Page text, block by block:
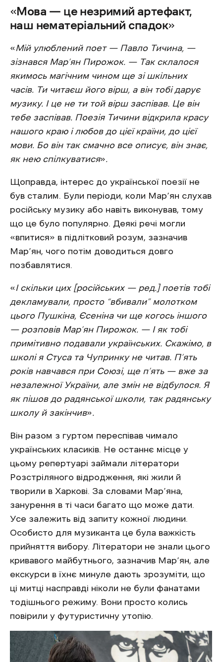
«Мова — це незримий артефакт,
наш нематеріальний спадок»
«Мій улюблений поет — Павло Тичина, —
зізнався Мар’ян Пирожок. — Так склалося
якимось магічним чином ще зі шкільних
часів. Ти читаєш його вірш, а він тобі дарує
музику. І це не ти той вірш заспівав. Це він
тебе заспівав. Поезія Тичини відкрила красу
нашого краю і любов до цієї країни, до цієї
мови. Бо він так смачно все описує, він знає,
як нею спілкуватися».
Щоправда, інтерес до української поезії не
був сталим. Були періоди, коли Мар’ян слухав
російську музику або навіть виконував, тому
що це було популярно. Деякі речі могли
«впитися» в підлітковий розум, зазначив
Мар’ян, чого потім доводиться довго
позбавлятися.
«І скільки цих [російських — ред.] поетів тобі
декламували, просто “вбивали” молотком
цього Пушкіна, Єсеніна чи ще когось іншого
— розповів Мар’ян Пирожок. — І як тобі
примітивно подавали українських. Скажімо, в
школі я Стуса та Чупринку не читав. П’ять
років навчався при Союзі, ще п’ять — вже за
незалежної України, але змін не відбулося. Я
як пішов до радянської школи, так радянську
школу й закінчив».
Він разом з гуртом переспівав чимало
українських класиків. Не останнє місце у
цьому репертуарі займали літератори
Розстріляного відродження, які жили й
творили в Харкові. За словами Мар’яна,
занурення в ті часи багато що може дати.
Усе залежить від запиту кожної людини.
Особисто для музиканта це була важкість
прийняття вибору. Літератори не знали цього
кривавого майбутнього, зазначив Мар’ян, але
екскурси в їхнє минуле дають зрозуміти, що
ці митці насправді ніколи не були фанатами
тодішнього режиму. Вони просто колись
повірили у футуристичну утопію.